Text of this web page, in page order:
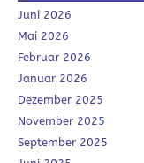
Juni 2026
Mai 2026
Februar 2026
Januar 2026
Dezember 2025
November 2025
September 2025